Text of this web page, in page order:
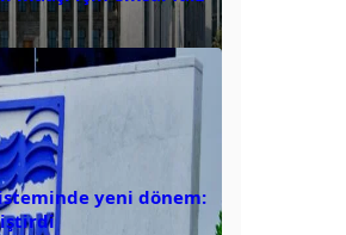
yeni dönem: